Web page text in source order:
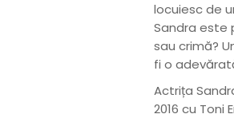
locuiesc de
Sandra este
sau crimă?
fi o
Actrița
2016 cu Toni